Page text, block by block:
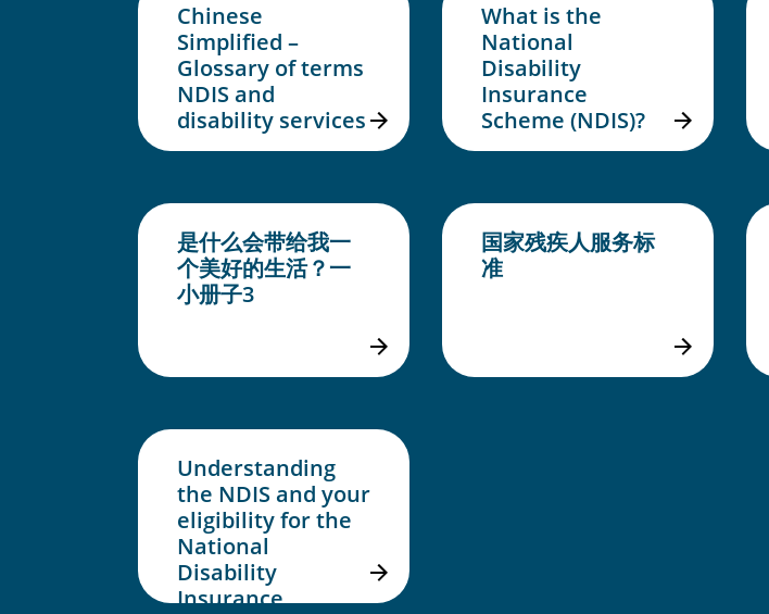
Chinese
Simplified –
Glossary of terms
NDIS and
disability services
What is the
National
Disability
Insurance
Scheme (NDIS)?
是什么会带给我一
个美好的生活？一
小册子3
国家残疾人服务标
准
Understanding
the NDIS and your
eligibility for the
National
Disability
Insurance